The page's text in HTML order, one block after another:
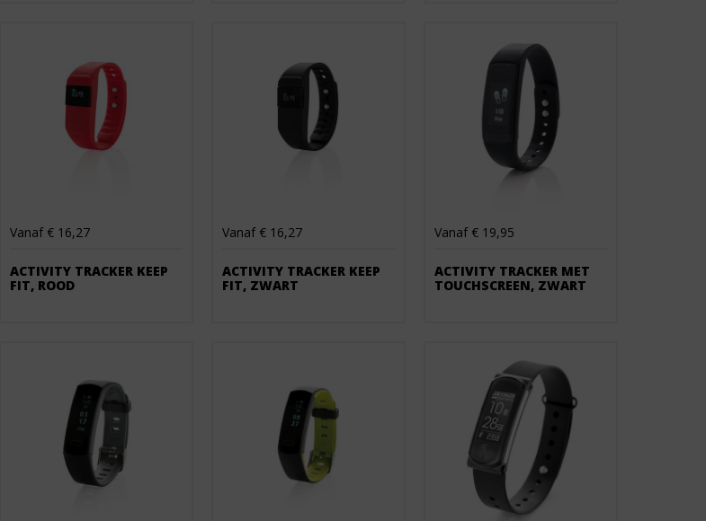
Vanaf € 16,27
ACTIVITY TRACKER KEEP
FIT, ROOD
Vanaf € 16,27
ACTIVITY TRACKER KEEP
FIT, ZWART
Vanaf € 19,95
ACTIVITY TRACKER MET
TOUCHSCREEN, ZWART